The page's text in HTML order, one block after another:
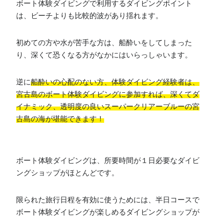
ボート体験ダイビングで利用するダイビングポイント
は、ビーチよりも比較的波があり揺れます。
初めての方や水が苦手な方は、船酔いをしてしまった
り、深くて恐くなる方がなかにはいらっしゃいます。
逆に船酔いの心配のない方、体験ダイビング経験者は、
宮古島のボート体験ダイビングに参加すれば、深くてダ
イナミック、透明度の良いスーパークリアーブルーの宮
古島の海が堪能できます！
ボート体験ダイビングは、所要時間が１日必要なダイビ
ングショップがほとんどです。
限られた旅行日程を有効に使うためには、半日コースで
ボート体験ダイビングが楽しめるダイビングショップが